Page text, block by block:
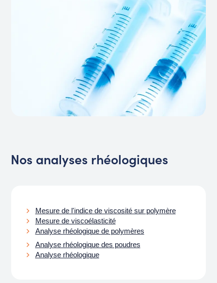
Nos analyses rhéologiques
Mesure de l'indice de viscosité sur polymère
Mesure de viscoélasticité
Analyse rhéologique de polymères
Analyse rhéologique des poudres
Analyse rhéologique